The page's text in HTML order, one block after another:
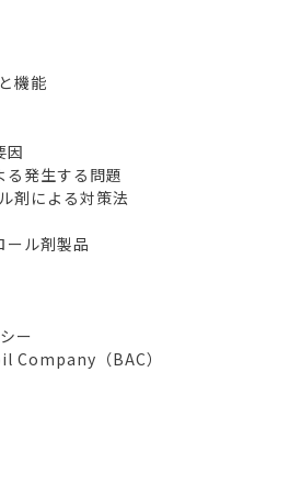
機能
因
発生する問題
剤による対策法
ル剤製品
ー
（BAC）